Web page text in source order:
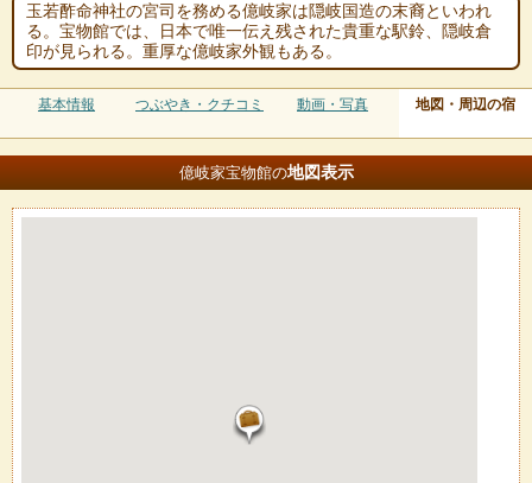
玉若酢命神社の宮司を務める億岐家は隠岐国造の末裔といわれ
る。宝物館では、日本で唯一伝え残された貴重な駅鈴、隠岐倉
印が見られる。重厚な億岐家外観もある。
基本情報 つぶやき・クチコミ 動画・写真 地図・周辺の宿
億岐家宝物館の地図表示